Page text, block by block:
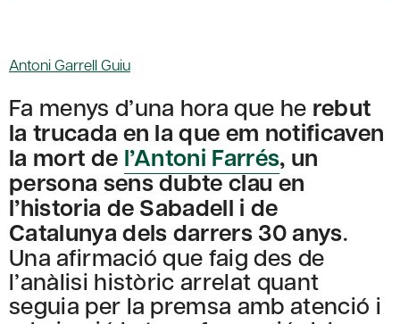
Antoni Garrell Guiu
Fa menys d’una hora que he rebut
la trucada en la que em notificaven
la mort de l’Antoni Farrés, un
persona sens dubte clau en
l’historia de Sabadell i de
Catalunya dels darrers 30 anys.
Una afirmació que faig des de
l’anàlisi històric arrelat quant
seguia per la premsa amb atenció i